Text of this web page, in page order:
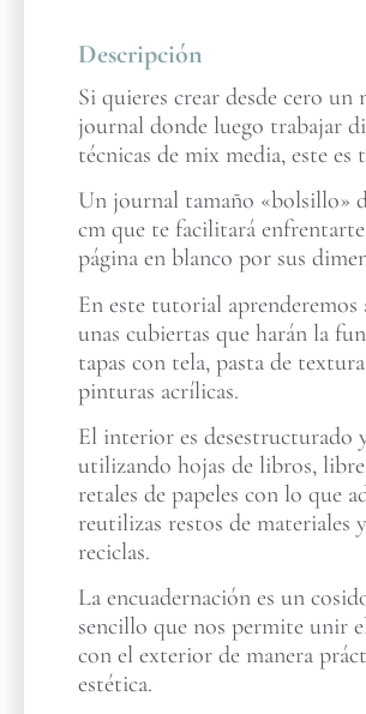
Descripción
Si quieres crear desde cero un
journal donde luego trabajar
técnicas de mix media, este es
Un journal tamaño «bolsillo»
cm que te facilitará
página en blanco por sus
En este tutorial aprenderemos
unas cubiertas que harán la
tapas con tela, pasta de
pinturas acrílicas.
El interior es desestructurado
utilizando hojas de libros,
retales de papeles con lo que
reutilizas restos de materiales
reciclas.
La encuadernación es un
sencillo que nos permite unir
con el exterior de manera
estética.